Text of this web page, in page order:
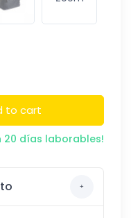
to cart
20 días laborables!